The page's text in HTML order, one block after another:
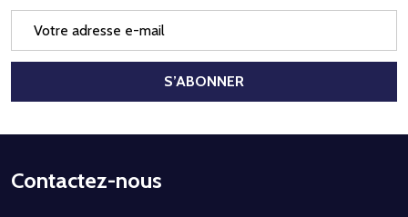
mail
S’ABONNER
Début
Contactez-nous